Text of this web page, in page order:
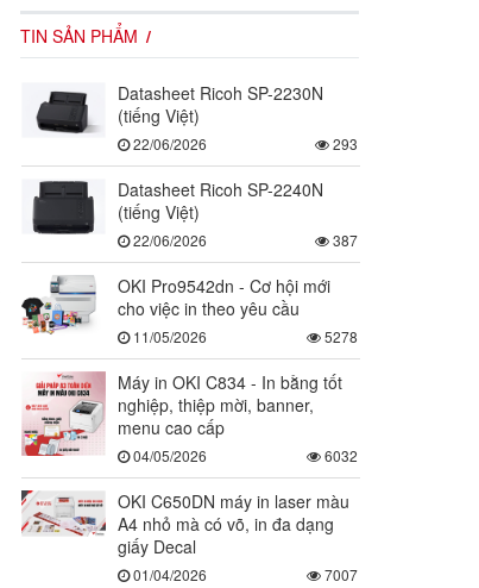
TIN SẢN PHẨM
Datasheet Ricoh SP-2230N
(tiếng Việt)
22/06/2026 293
Datasheet Ricoh SP-2240N
(tiếng Việt)
22/06/2026 387
OKI Pro9542dn - Cơ hội mới
cho việc in theo yêu cầu
11/05/2026 5278
Máy in OKI C834 - In bằng tốt
nghiệp, thiệp mời, banner,
menu cao cấp
04/05/2026 6032
OKI C650DN máy in laser màu
A4 nhỏ mà có võ, in đa dạng
giấy Decal
01/04/2026 7007